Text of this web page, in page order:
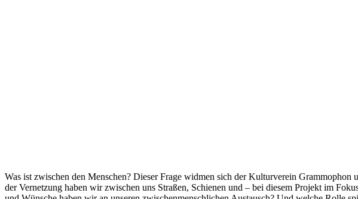
Was ist zwischen den Menschen? Dieser Frage widmen sich der Kulturverein
der Vernetzung haben wir zwischen uns Straßen, Schienen und – bei diesem Projekt im